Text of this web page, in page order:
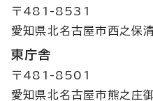
〒481-8531
愛知県北名古屋市西之保
東庁舎
〒481-8501
愛知県北名古屋市熊之庄